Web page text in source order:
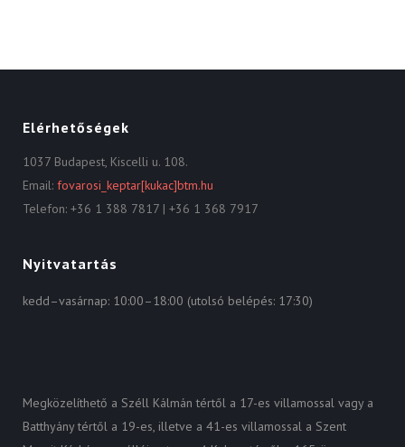
Elérhetőségek
1037 Budapest, Kiscelli u. 108.
Email: fovarosi_keptar[kukac]btm.hu
Telefon: +36 1 388 7817 | +36 1 368 7917
Nyitvatartás
kedd–vasárnap: 10:00–18:00 (utolsó belépés: 17:30)
Megközelíthető a Széll Kálmán tértől a 17-es villamossal vagy a
Batthyány tértől a 19-es, illetve a 41-es villamossal a Szent